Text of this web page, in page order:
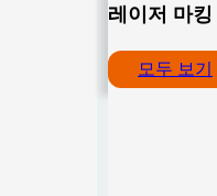
레이저 마킹
모두 보기